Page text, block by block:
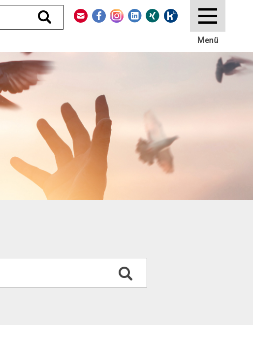
Durchsuchen
Menü
Durchsuchen